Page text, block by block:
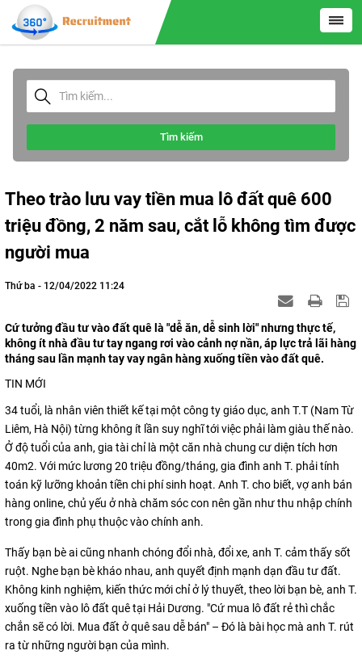
Tìm kiếm
Theo trào lưu vay tiền mua lô đất quê 600
triệu đồng, 2 năm sau, cắt lỗ không tìm được
người mua
Thứ ba - 12/04/2022 11:24
Cứ tưởng đầu tư vào đất quê là "dễ ăn, dễ sinh lời" nhưng thực tế,
không ít nhà đầu tư tay ngang rơi vào cảnh nợ nần, áp lực trả lãi hàng
tháng sau lần mạnh tay vay ngân hàng xuống tiền vào đất quê.
TIN MỚI
34 tuổi, là nhân viên thiết kế tại một công ty giáo dục, anh T.T (Nam Từ
Liêm, Hà Nội) từng không ít lần suy nghĩ tới việc phải làm giàu thế nào.
Ở độ tuổi của anh, gia tài chỉ là một căn nhà chung cư diện tích hơn
40m2. Với mức lương 20 triệu đồng/tháng, gia đình anh T. phải tính
toán kỹ lưỡng khoản tiền chi phí sinh hoạt. Anh T. cho biết, vợ anh bán
hàng online, chủ yếu ở nhà chăm sóc con nên gần như thu nhập chính
trong gia đình phụ thuộc vào chính anh.
Thấy bạn bè ai cũng nhanh chóng đổi nhà, đổi xe, anh T. cảm thấy sốt
ruột. Nghe bạn bè kháo nhau, anh quyết định mạnh dạn đầu tư đất.
Không kinh nghiệm, kiến thức mới chỉ ở lý thuyết, theo lời bạn bè, anh T.
xuống tiền vào lô đất quê tại Hải Dương. "Cứ mua lô đất rẻ thì chắc
chắn sẽ có lời. Mua đất ở quê sau dễ bán" – Đó là bài học mà anh T. rút
ra từ những người bạn của mình.